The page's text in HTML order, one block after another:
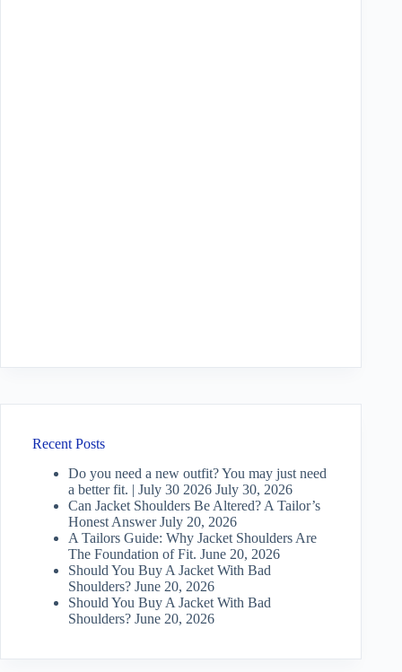
Recent Posts
Do you need a new outfit? You may just need
a better fit. | July 30 2026 July 30, 2026
Can Jacket Shoulders Be Altered? A Tailor’s
Honest Answer July 20, 2026
A Tailors Guide: Why Jacket Shoulders Are
The Foundation of Fit. June 20, 2026
Should You Buy A Jacket With Bad
Shoulders? June 20, 2026
Should You Buy A Jacket With Bad
Shoulders? June 20, 2026